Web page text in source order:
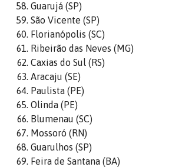
Guarujá (SP)
São Vicente (SP)
Florianópolis (SC)
Ribeirão das Neves (MG)
Caxias do Sul (RS)
Aracaju (SE)
Paulista (PE)
Olinda (PE)
Blumenau (SC)
Mossoró (RN)
Guarulhos (SP)
Feira de Santana (BA)